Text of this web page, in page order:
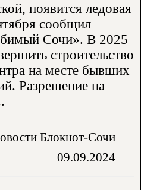
появится ледовая
сообщил
Сочи». В 2025
строительство
на месте бывших
Разрешение на
Блокнот-Сочи
09.09.2024